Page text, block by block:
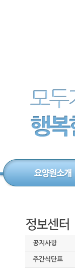
공지사항
주간식단표